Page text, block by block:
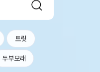
트릿
두부모래